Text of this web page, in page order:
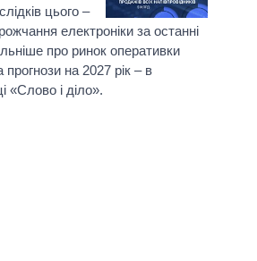
ПІДТРИМАТИ
ПОЛІТИКІВ
цього –
електроніки за останні
про ринок оперативки
прогнози на 2027 рік – в
«Слово і діло».